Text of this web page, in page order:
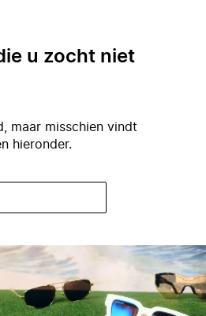
u zocht niet
maar misschien vindt
hieronder.